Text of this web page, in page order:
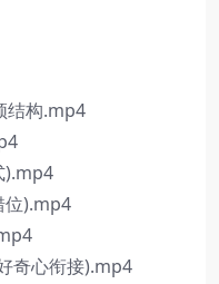
结构.mp4
).mp4
位).mp4
奇心衔接).mp4